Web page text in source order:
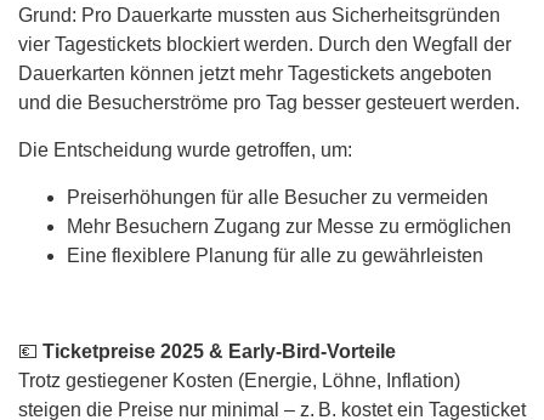
Grund: Pro Dauerkarte mussten aus Sicherheitsgründen
vier Tagestickets blockiert werden. Durch den Wegfall der
Dauerkarten können jetzt mehr Tagestickets angeboten
und die Besucherströme pro Tag besser gesteuert werden.
Die Entscheidung wurde getroffen, um:
Preiserhöhungen für alle Besucher zu vermeiden
Mehr Besuchern Zugang zur Messe zu ermöglichen
Eine flexiblere Planung für alle zu gewährleisten
💶 Ticketpreise 2025 & Early-Bird-Vorteile
Trotz gestiegener Kosten (Energie, Löhne, Inflation)
steigen die Preise nur minimal – z. B. kostet ein Tagesticket